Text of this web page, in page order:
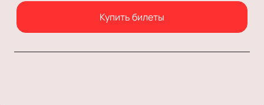
Купить билеты